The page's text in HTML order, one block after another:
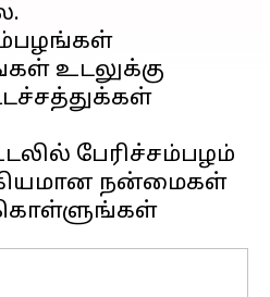
உடலுக்கு
பேரிச்சம்பழம்
நன்மைகள்